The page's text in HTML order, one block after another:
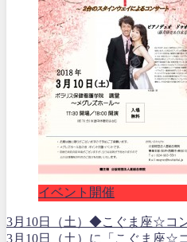
イベント開催
3月10日（土）◆こぐま座☆コ
3月10日（土）に「こぐま座☆